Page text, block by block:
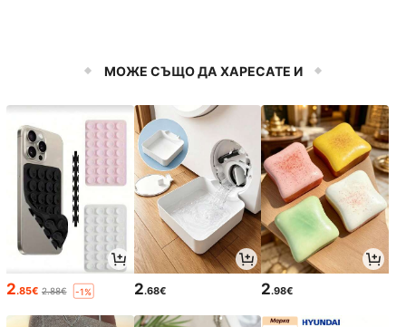
МОЖЕ СЪЩО ДА ХАРЕСАТЕ И
2.85€ 2.88€ -1% 2.68€ 2.98€